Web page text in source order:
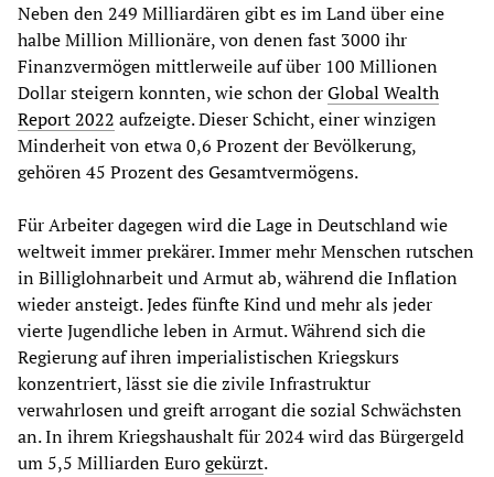
Neben den 249 Milliardären gibt es im Land über eine
halbe Million Millionäre, von denen fast 3000 ihr
Finanzvermögen mittlerweile auf über 100 Millionen
Dollar steigern konnten, wie schon derGlobal Wealth
Report 2022 aufzeigte. Dieser Schicht, einer winzigen
Minderheit von etwa 0,6 Prozent der Bevölkerung,
gehören 45 Prozent des Gesamtvermögens.
Für Arbeiter dagegen wird die Lage in Deutschland wie
weltweit immer prekärer. Immer mehr Menschen rutschen
in Billiglohnarbeit und Armut ab, während die Inflation
wieder ansteigt. Jedes fünfte Kind und mehr als jeder
vierte Jugendliche leben in Armut. Während sich die
Regierung auf ihren imperialistischen Kriegskurs
konzentriert, lässt sie die zivile Infrastruktur
verwahrlosen und greift arrogant die sozial Schwächsten
an. In ihrem Kriegshaushalt für 2024 wird das Bürgergeld
um 5,5 Milliarden Eurogekürzt.